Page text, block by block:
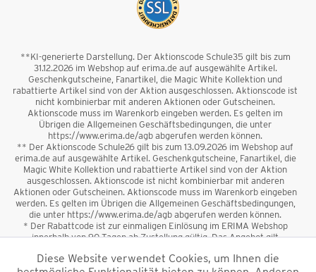
**KI-generierte Darstellung. Der Aktionscode Schule35 gilt bis zum
31.12.2026 im Webshop auf erima.de auf ausgewählte Artikel.
Geschenkgutscheine, Fanartikel, die Magic White Kollektion und
rabattierte Artikel sind von der Aktion ausgeschlossen. Aktionscode ist
nicht kombinierbar mit anderen Aktionen oder Gutscheinen.
Aktionscode muss im Warenkorb eingeben werden. Es gelten im
Übrigen die Allgemeinen Geschäftsbedingungen, die unter
https://www.erima.de/agb abgerufen werden können.
** Der Aktionscode Schule26 gilt bis zum 13.09.2026 im Webshop auf
erima.de auf ausgewählte Artikel. Geschenkgutscheine, Fanartikel, die
Magic White Kollektion und rabattierte Artikel sind von der Aktion
ausgeschlossen. Aktionscode ist nicht kombinierbar mit anderen
Aktionen oder Gutscheinen. Aktionscode muss im Warenkorb eingeben
werden. Es gelten im Übrigen die Allgemeinen Geschäftsbedingungen,
die unter https://www.erima.de/agb abgerufen werden können.
* Der Rabattcode ist zur einmaligen Einlösung im ERIMA Webshop
innerhalb von 90 Tagen ab Zustellung gültig. Das Angebot gilt
sowie Geschenkgutscheine sind vom Rabatt ausgeschlossen. Der
Diese Website verwendet Cookies, um Ihnen die